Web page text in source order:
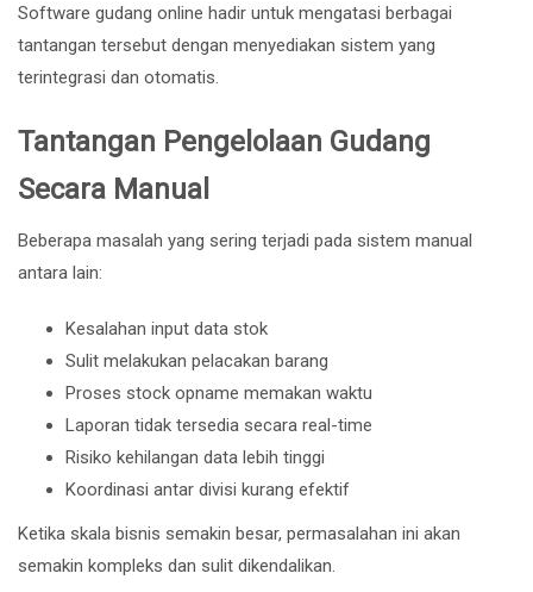
Software gudang online hadir untuk mengatasi berbagai
tantangan tersebut dengan menyediakan sistem yang
terintegrasi dan otomatis.
Tantangan Pengelolaan Gudang
Secara Manual
Beberapa masalah yang sering terjadi pada sistem manual
antara lain:
Kesalahan input data stok
Sulit melakukan pelacakan barang
Proses stock opname memakan waktu
Laporan tidak tersedia secara real-time
Risiko kehilangan data lebih tinggi
Koordinasi antar divisi kurang efektif
Ketika skala bisnis semakin besar, permasalahan ini akan
semakin kompleks dan sulit dikendalikan.